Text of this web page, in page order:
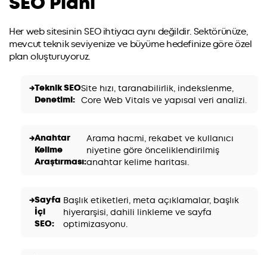
Her web sitesinin SEO ihtiyacı aynı değildir. Sektörünüze,
mevcut teknik seviyenize ve büyüme hedefinize göre özel
plan oluşturuyoruz.
Teknik SEO
Denetimi:
Site hızı, taranabilirlik, indekslenme,
Core Web Vitals ve yapısal veri analizi.
Anahtar
Kelime
Araştırması:
Arama hacmi, rekabet ve kullanıcı
niyetine göre önceliklendirilmiş
anahtar kelime haritası.
Sayfa
İçi
SEO:
Başlık etiketleri, meta açıklamalar, başlık
hiyerarşisi, dahili linkleme ve sayfa
optimizasyonu.